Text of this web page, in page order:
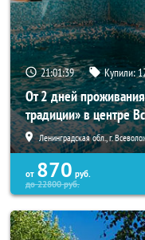
21:01:38 Купили:
От 2 дней
традиции» в центре
Ленинградская обл., г.
от 870 руб.
до22800руб.